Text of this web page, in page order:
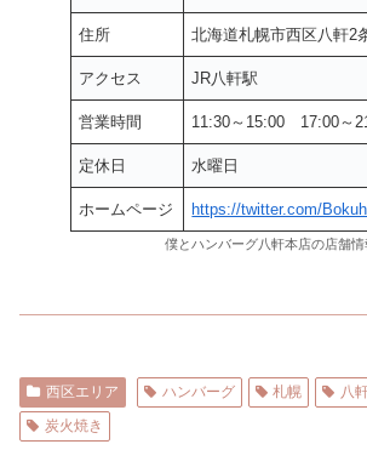
住所 北海道札幌市西区八軒2
アクセス JR八軒駅
営業時間 11:30～15:00 17:00～
定休日 水曜日
ホームページ https://twitter.com/
僕とハンバーグ八軒本店の店舗情
西区エリア ハンバーグ 札幌 八
炭火焼き